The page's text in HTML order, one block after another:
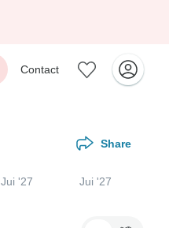
Contact
Share
Jui '27 Jui '27